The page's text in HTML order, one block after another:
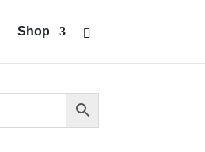
Shop